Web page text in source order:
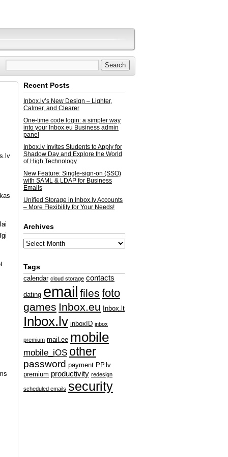
Recent Posts
Inbox.lv’s New Design – Lighter,
Calmer, and Clearer
One-time code login: a simpler way
into your Inbox.eu Business admin
panel
Inbox.lv Invites Students to Apply for
Shadow Day and Explore the World
of High Technology
New Feature: Single-sign-on (SSO)
with SAML & LDAP for Business
Emails
Unified Storage in Inbox.lv Accounts
– More Flexibility for Your Needs!
Archives
Tags
calendar cloud storage contacts
dating email files foto
games Inbox.eu Inbox.lt
Inbox.lv inboxID inbox
premium mail.ee mobile
mobile_iOS other
password payment PP.lv
premium productivity redesign
scheduled emails security